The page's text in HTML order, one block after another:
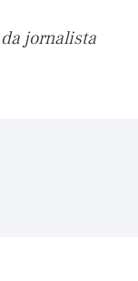
jornalista